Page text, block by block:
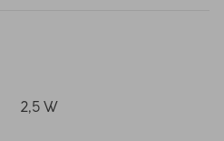
2,5 W